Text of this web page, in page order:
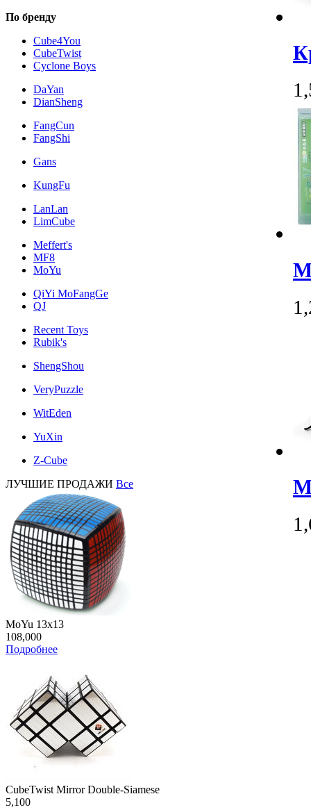
По бренду
Cube4You
CubeTwist
Cyclone Boys
DaYan
DianSheng
FangCun
FangShi
Gans
KungFu
LanLan
LimCube
Meffert's
MF8
MoYu
QiYi MoFangGe
QJ
Recent Toys
Rubik's
ShengShou
VeryPuzzle
WitEden
YuXin
Z-Cube
ЛУЧШИЕ ПРОДАЖИ Все
MoYu 13x13
108,000
Подробнее
CubeTwist Mirror Double-Siamese
5,100